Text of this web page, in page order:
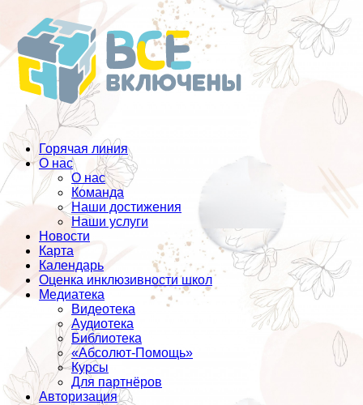
Горячая линия
О нас
О нас
Команда
Наши достижения
Наши услуги
Новости
Карта
Календарь
Оценка инклюзивности школ
Медиатека
Видеотека
Аудиотека
Библиотека
«Абсолют-Помощь»
Курсы
Для партнёров
Авторизация